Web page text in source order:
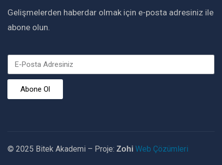
Gelişmelerden haberdar olmak için e-posta adresiniz ile
abone olun.
Abone Ol
© 2025 Bitek Akademi – Proje: Zohi Web Çözümleri